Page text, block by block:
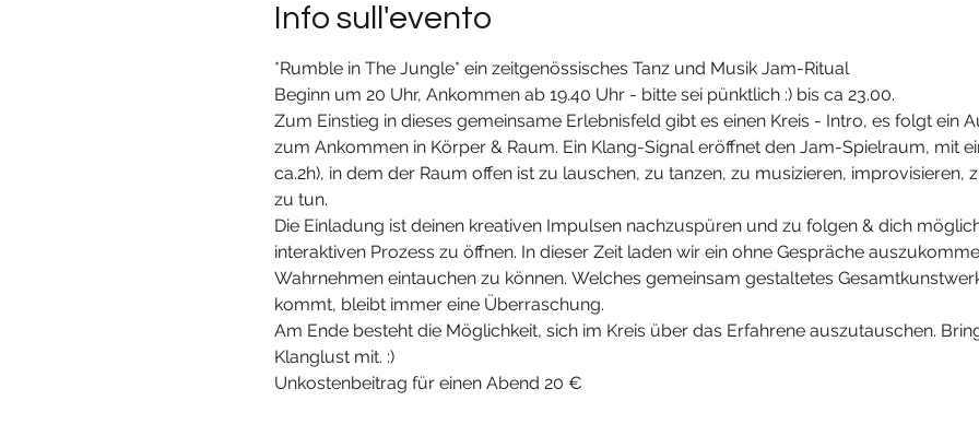
Info sull'evento
*Rumble in The Jungle* ein zeitgenössisches Tanz und Musik Jam-Ritual
Beginn um 20 Uhr, Ankommen ab 19.40 Uhr - bitte sei pünktlich :) bis ca 23.00.
Zum Einstieg in dieses gemeinsame Erlebnisfeld gibt es einen Kreis - Intro, es folgt ein
zum Ankommen in Körper & Raum. Ein Klang-Signal eröffnet den Jam-Spielraum, mit
ca.2h), in dem der Raum offen ist zu lauschen, zu tanzen, zu musizieren,
zu tun.
Die Einladung ist deinen kreativen Impulsen nachzuspüren und zu folgen & dich
interaktiven Prozess zu öffnen. In dieser Zeit laden wir ein ohne Gespräche
Wahrnehmen eintauchen zu können. Welches gemeinsam gestaltetes
kommt, bleibt immer eine Überraschung.
Am Ende besteht die Möglichkeit, sich im Kreis über das Erfahrene auszutauschen.
Klanglust mit. :)
Unkostenbeitrag für einen Abend 20 €